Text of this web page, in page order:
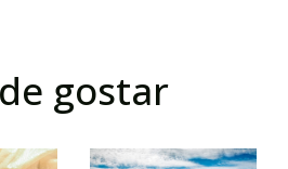
gostar